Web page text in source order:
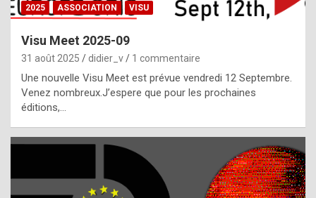
g
h
t
f
h
2025 ASSOCIATION VISU
Visu Meet 2025-09
31 août 2025 didier_v 1 commentaire
Une nouvelle Visu Meet est prévue vendredi 12 Septembre.
Venez nombreux.J’espere que pour les prochaines
éditions,…